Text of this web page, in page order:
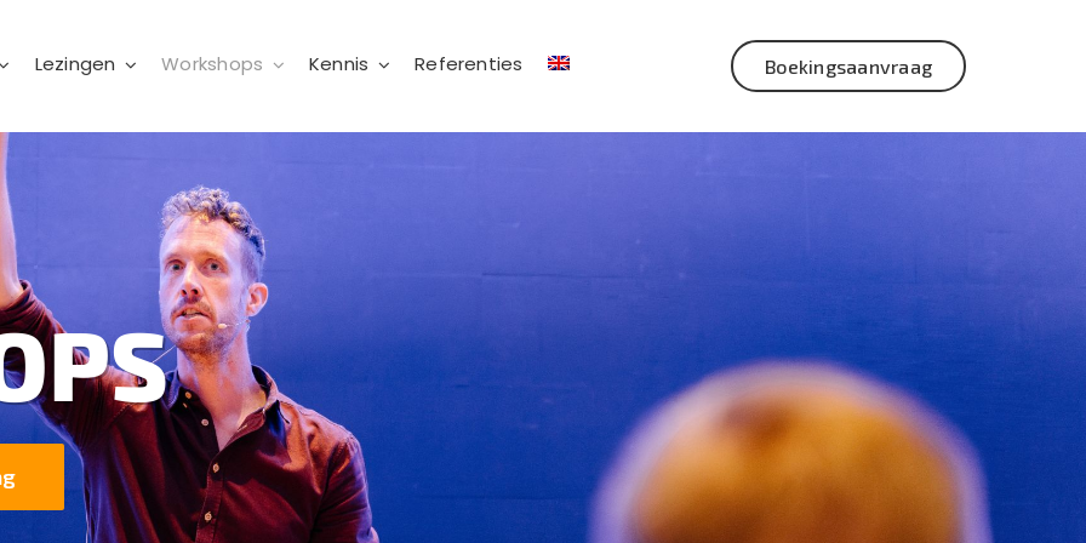
Lezingen Workshops Kennis Referenties Boekingsaanvraag